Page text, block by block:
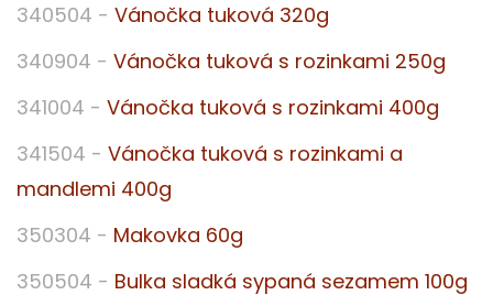
340504 - Vánočka tuková 320g
340904 - Vánočka tuková s rozinkami 250g
341004 - Vánočka tuková s rozinkami 400g
341504 - Vánočka tuková s rozinkami a
mandlemi 400g
350304 - Makovka 60g
350504 - Bulka sladká sypaná sezamem 100g